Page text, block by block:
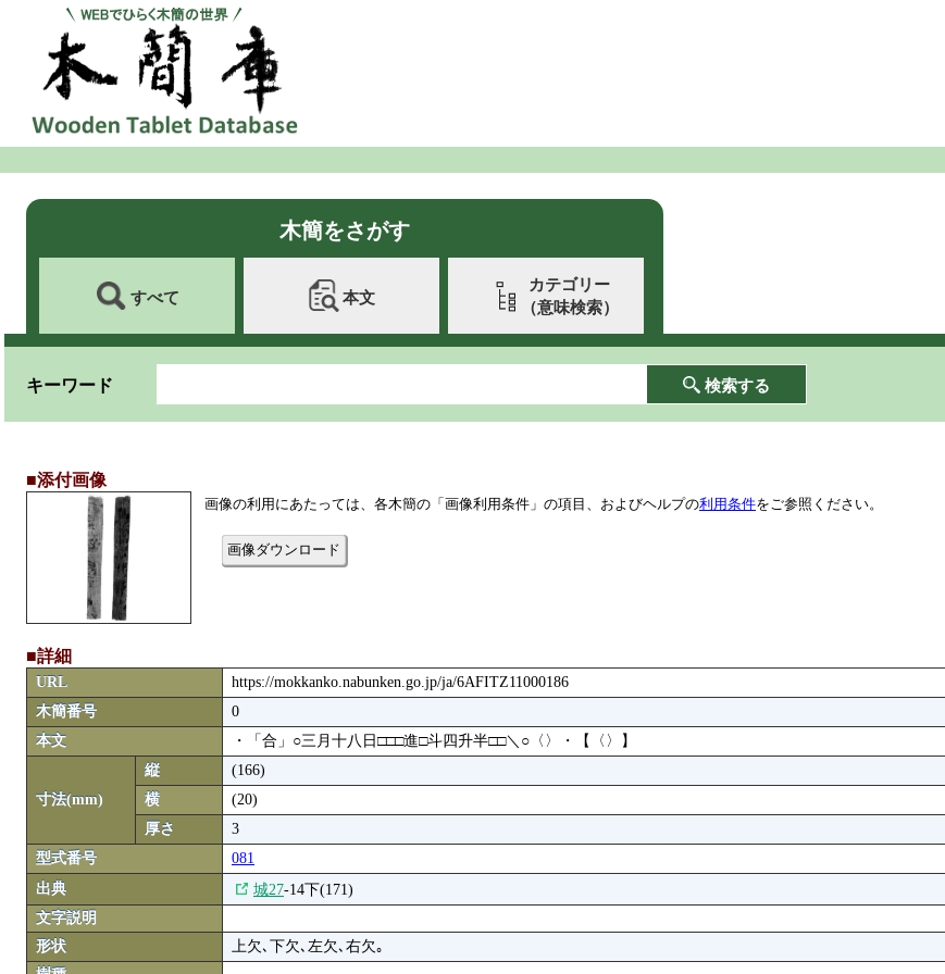
木簡をさがす
すべて 本文
カテゴリー
（意味検索）
キーワード 検索する
■添付画像
画像の利用にあたっては、各木簡の「画像利用条件」の項目、およびヘルプの利用条件をご参照ください。
画像ダウンロード
■詳細
URL
https://mokkanko.nabunken.go.jp/ja/6AFITZ11000186
木簡番号
0
本文
・「合」○三月十八日□□□進□斗四升半□□＼○〈〉・【〈〉】
寸法(mm)
縦
(166)
横
(20)
厚さ
3
型式番号
081
出典
城27-14下(171)
文字説明
形状
上欠､下欠､左欠､右欠｡